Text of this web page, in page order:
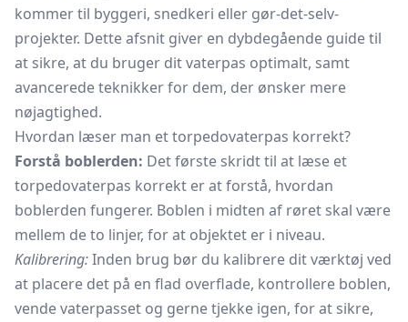
kommer til byggeri, snedkeri eller gør-det-selv-
projekter. Dette afsnit giver en dybdegående guide til
at sikre, at du bruger dit vaterpas optimalt, samt
avancerede teknikker for dem, der ønsker mere
nøjagtighed.
Hvordan læser man et torpedovaterpas korrekt?
Forstå boblerden: Det første skridt til at læse et
torpedovaterpas korrekt er at forstå, hvordan
boblerden fungerer. Boblen i midten af røret skal være
mellem de to linjer, for at objektet er i niveau.
Kalibrering:Inden brug bør du kalibrere dit værktøj ved
at placere det på en flad overflade, kontrollere boblen,
vende vaterpasset og gerne tjekke igen, for at sikre,